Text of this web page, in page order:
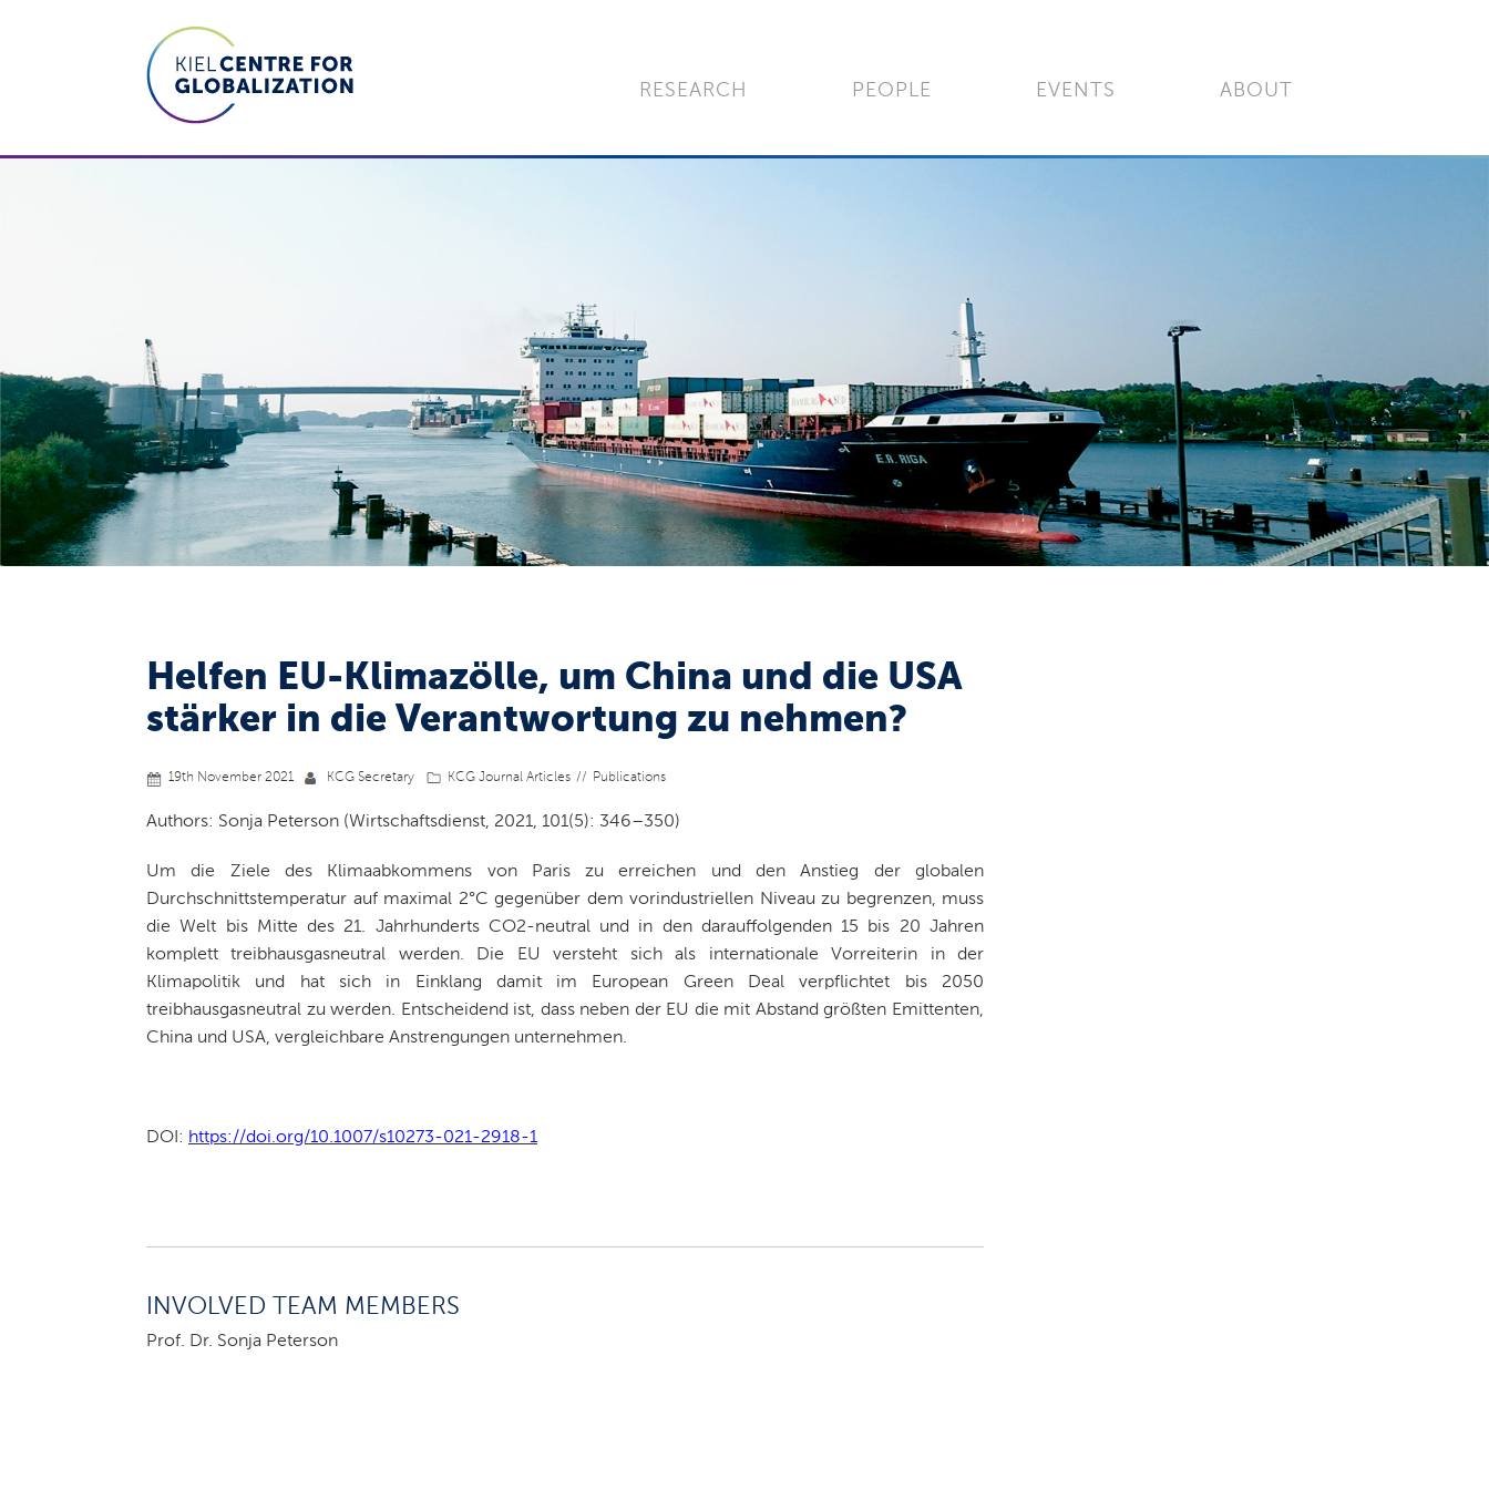
RESEARCH PEOPLE EVENTS ABOUT
Helfen EU-Klimazölle, um China und die USA
stärker in die Verantwortung zu nehmen?
19th November 2021 KCG Secretary KCG Journal Articles Publications
Authors: Sonja Peterson (Wirtschaftsdienst, 2021, 101(5): 346–350)
Um die Ziele des Klimaabkommens von Paris zu erreichen und den Anstieg der globalen
Durchschnittstemperatur auf maximal 2°C gegenüber dem vorindustriellen Niveau zu begrenzen, muss
die Welt bis Mitte des 21. Jahrhunderts CO2-neutral und in den darauffolgenden 15 bis 20 Jahren
komplett treibhausgasneutral werden. Die EU versteht sich als internationale Vorreiterin in der
Klimapolitik und hat sich in Einklang damit im European Green Deal verpflichtet bis 2050
treibhausgasneutral zu werden. Entscheidend ist, dass neben der EU die mit Abstand größten Emittenten,
China und USA, vergleichbare Anstrengungen unternehmen.
DOI: https://doi.org/10.1007/s10273-021-2918-1
INVOLVED TEAM MEMBERS
Prof. Dr. Sonja Peterson